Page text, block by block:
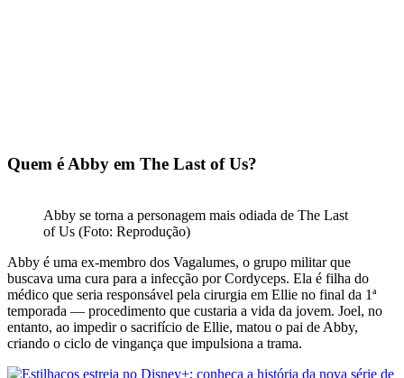
Quem é Abby em The Last of Us?
Abby se torna a personagem mais odiada de The Last
of Us (Foto: Reprodução)
Abby é uma ex-membro dos Vagalumes, o grupo militar que
buscava uma cura para a infecção por Cordyceps. Ela é filha do
médico que seria responsável pela cirurgia em Ellie no final da 1ª
temporada — procedimento que custaria a vida da jovem. Joel, no
entanto, ao impedir o sacrifício de Ellie, matou o pai de Abby,
criando o ciclo de vingança que impulsiona a trama.